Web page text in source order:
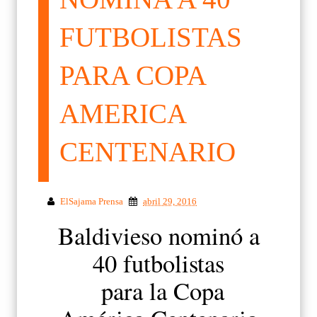
FUTBOLISTAS
PARA COPA
AMERICA
CENTENARIO
ElSajama Prensa abril 29, 2016
Baldivieso nominó a
40 futbolistas
para la Copa